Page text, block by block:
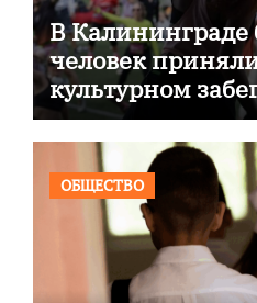
В Калининграде
человек
культурном
ОБЩЕСТВО